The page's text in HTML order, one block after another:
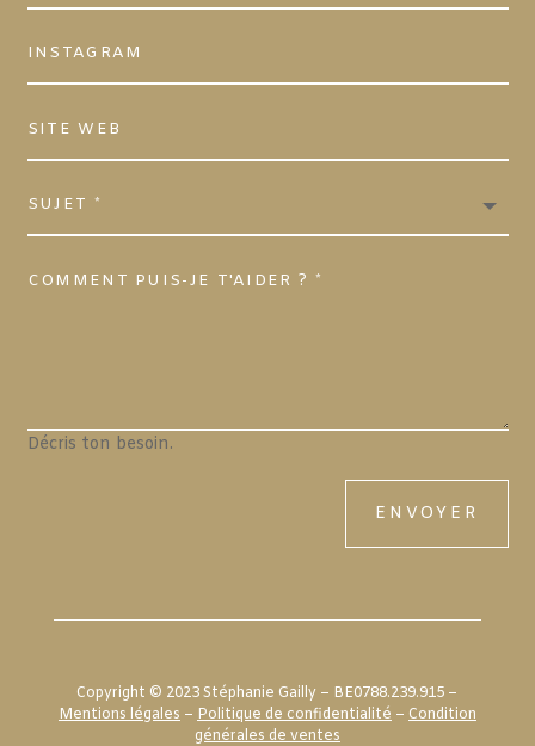
Décris ton besoin.
ENVOYER
Copyright © 2023 Stéphanie Gailly – BE0788.239.915 –
Mentions légales– Politique de confidentialité– Condition
générales de ventes